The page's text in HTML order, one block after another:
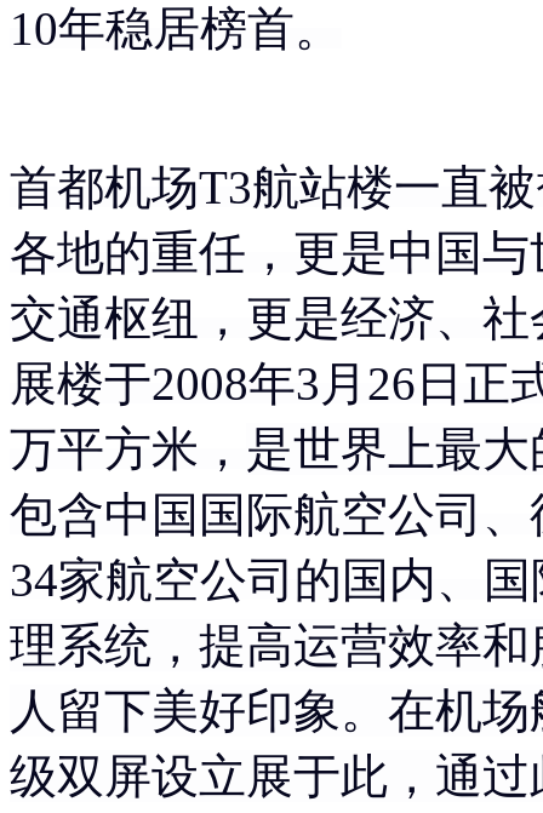
10年稳居榜首。
首都机场T3航站楼一直
各地的重任，更是中国
交通枢纽，更是经济、
展楼于2008年3月26日正
万平方米， 是世界上最
包含中国国际航空公司
34家航空公司的国内、
理系统，提高运营效率
人留下美好印象。在机
级双屏设立展于此，通